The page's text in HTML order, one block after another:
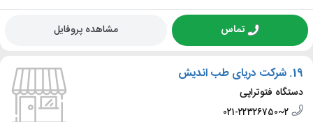
تماس مشاهده پروفایل
19. شرکت دریای طب اندیش
دستگاه فتوتراپی
021-22326750~2